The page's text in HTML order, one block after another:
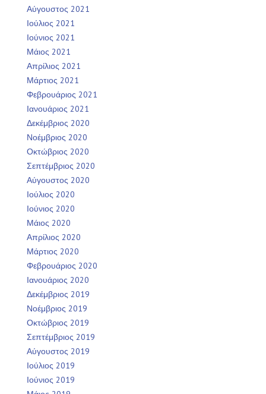
Αύγουστος 2021
Ιούλιος 2021
Ιούνιος 2021
Μάιος 2021
Απρίλιος 2021
Μάρτιος 2021
Φεβρουάριος 2021
Ιανουάριος 2021
Δεκέμβριος 2020
Νοέμβριος 2020
Οκτώβριος 2020
Σεπτέμβριος 2020
Αύγουστος 2020
Ιούλιος 2020
Ιούνιος 2020
Μάιος 2020
Απρίλιος 2020
Μάρτιος 2020
Φεβρουάριος 2020
Ιανουάριος 2020
Δεκέμβριος 2019
Νοέμβριος 2019
Οκτώβριος 2019
Σεπτέμβριος 2019
Αύγουστος 2019
Ιούλιος 2019
Ιούνιος 2019